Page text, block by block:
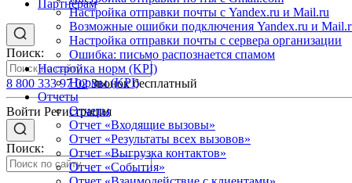
Партнёрам
Поиск:
8 800 333 97 02 Звонок бесплатный
Войти Регистрация
Поиск:
Настройка отправки почты с Yandex.ru и Mail.ru
Возможные ошибки подключения Yandex.ru и
Настройка отправки почты с сервера организации
Ошибка: письмо распознается спамом
Настройка норм (KPI)
Нормы (KPI)
Отчеты
Отчеты
Отчет «Входящие вызовы»
Отчет «Результаты всех вызовов»
Отчет «Выгрузка контактов»
Отчет «События»